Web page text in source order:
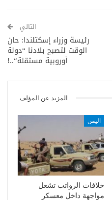
التالي
رئيسة وزراء إسكتلندا: حان
الوقت لتصبح بلادنا “دولة
أوروبية مستقلة“..!
المزيد عن المؤلف
اليمن
خلافات الرواتب تشعل
مواجهة داخل معسكر